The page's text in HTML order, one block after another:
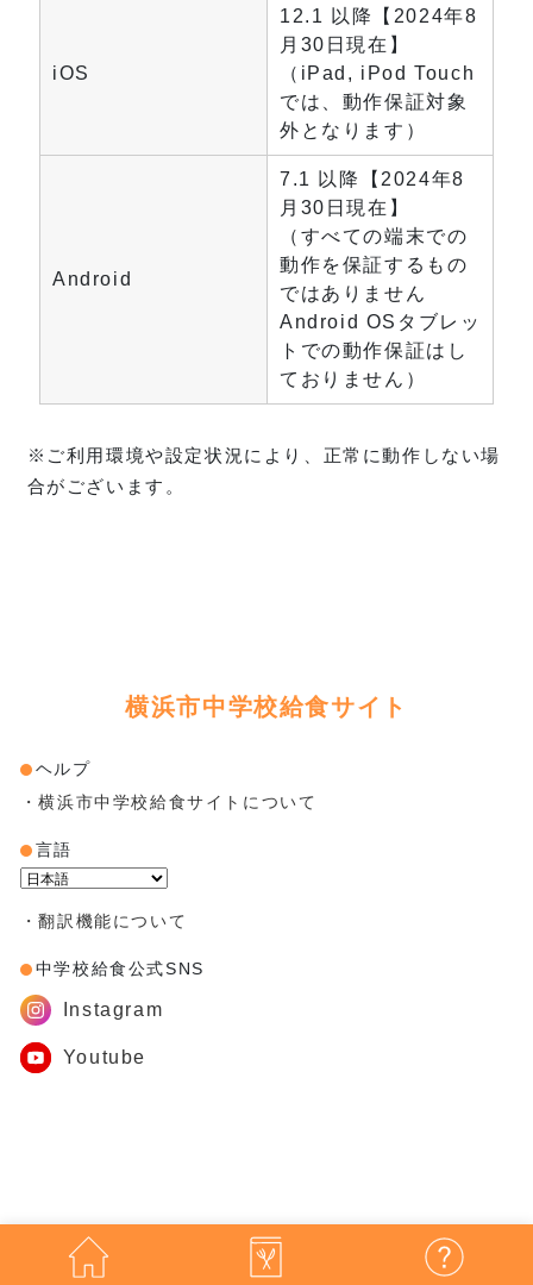
iOS
12.1 以降【2024年8
月30日現在】
（iPad, iPod Touch
では、動作保証対象
外となります）
Android
7.1 以降【2024年8
月30日現在】
（すべての端末での
動作を保証するもの
ではありません
Android OSタブレッ
トでの動作保証はし
ておりません）
※ご利用環境や設定状況により、正常に動作しない場
合がございます。
横浜市中学校給食サイト
ヘルプ
・横浜市中学校給食サイトについて
言語
・翻訳機能について
中学校給食公式SNS
Instagram
Youtube